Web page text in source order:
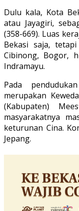
Dulu kala, Kota
atau Jayagiri,
(358-669). Luas
Bekasi saja,
Cibinong, Bogor,
Indramayu.
Pada
merupakan
(Kabupaten)
masyarakatnya
keturunan Cina.
Jepang.